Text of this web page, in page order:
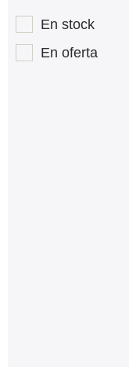
En stock
En oferta